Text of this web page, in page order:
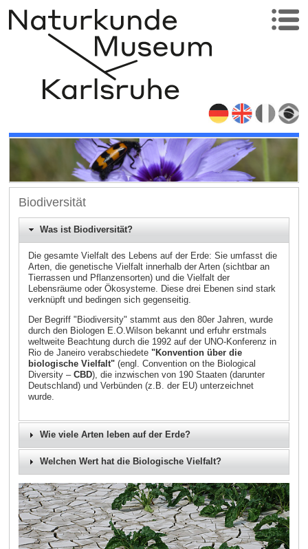
Biodiversität
Was ist Biodiversität?
Die gesamte Vielfalt des Lebens auf der Erde: Sie umfasst die
Arten, die genetische Vielfalt innerhalb der Arten (sichtbar an
Tierrassen und Pflanzensorten) und die Vielfalt der
Lebensräume oder Ökosysteme. Diese drei Ebenen sind stark
verknüpft und bedingen sich gegenseitig.
Der Begriff "Biodiversity" stammt aus den 80er Jahren, wurde
durch den Biologen E.O.Wilson bekannt und erfuhr erstmals
weltweite Beachtung durch die 1992 auf der UNO-Konferenz in
Rio de Janeiro verabschiedete "Konvention über die
biologische Vielfalt"(engl. Convention on the Biological
Diversity – CBD), die inzwischen von 190 Staaten (darunter
Deutschland) und Verbünden (z.B. der EU) unterzeichnet
wurde.
Wie viele Arten leben auf der Erde?
Welchen Wert hat die Biologische Vielfalt?